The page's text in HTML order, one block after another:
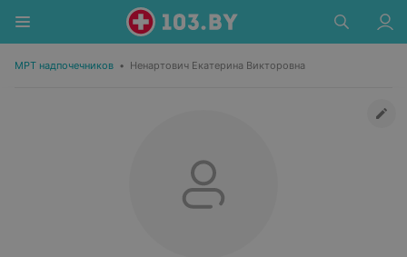
МРТ надпочечников • Ненартович Екатерина Викторовна